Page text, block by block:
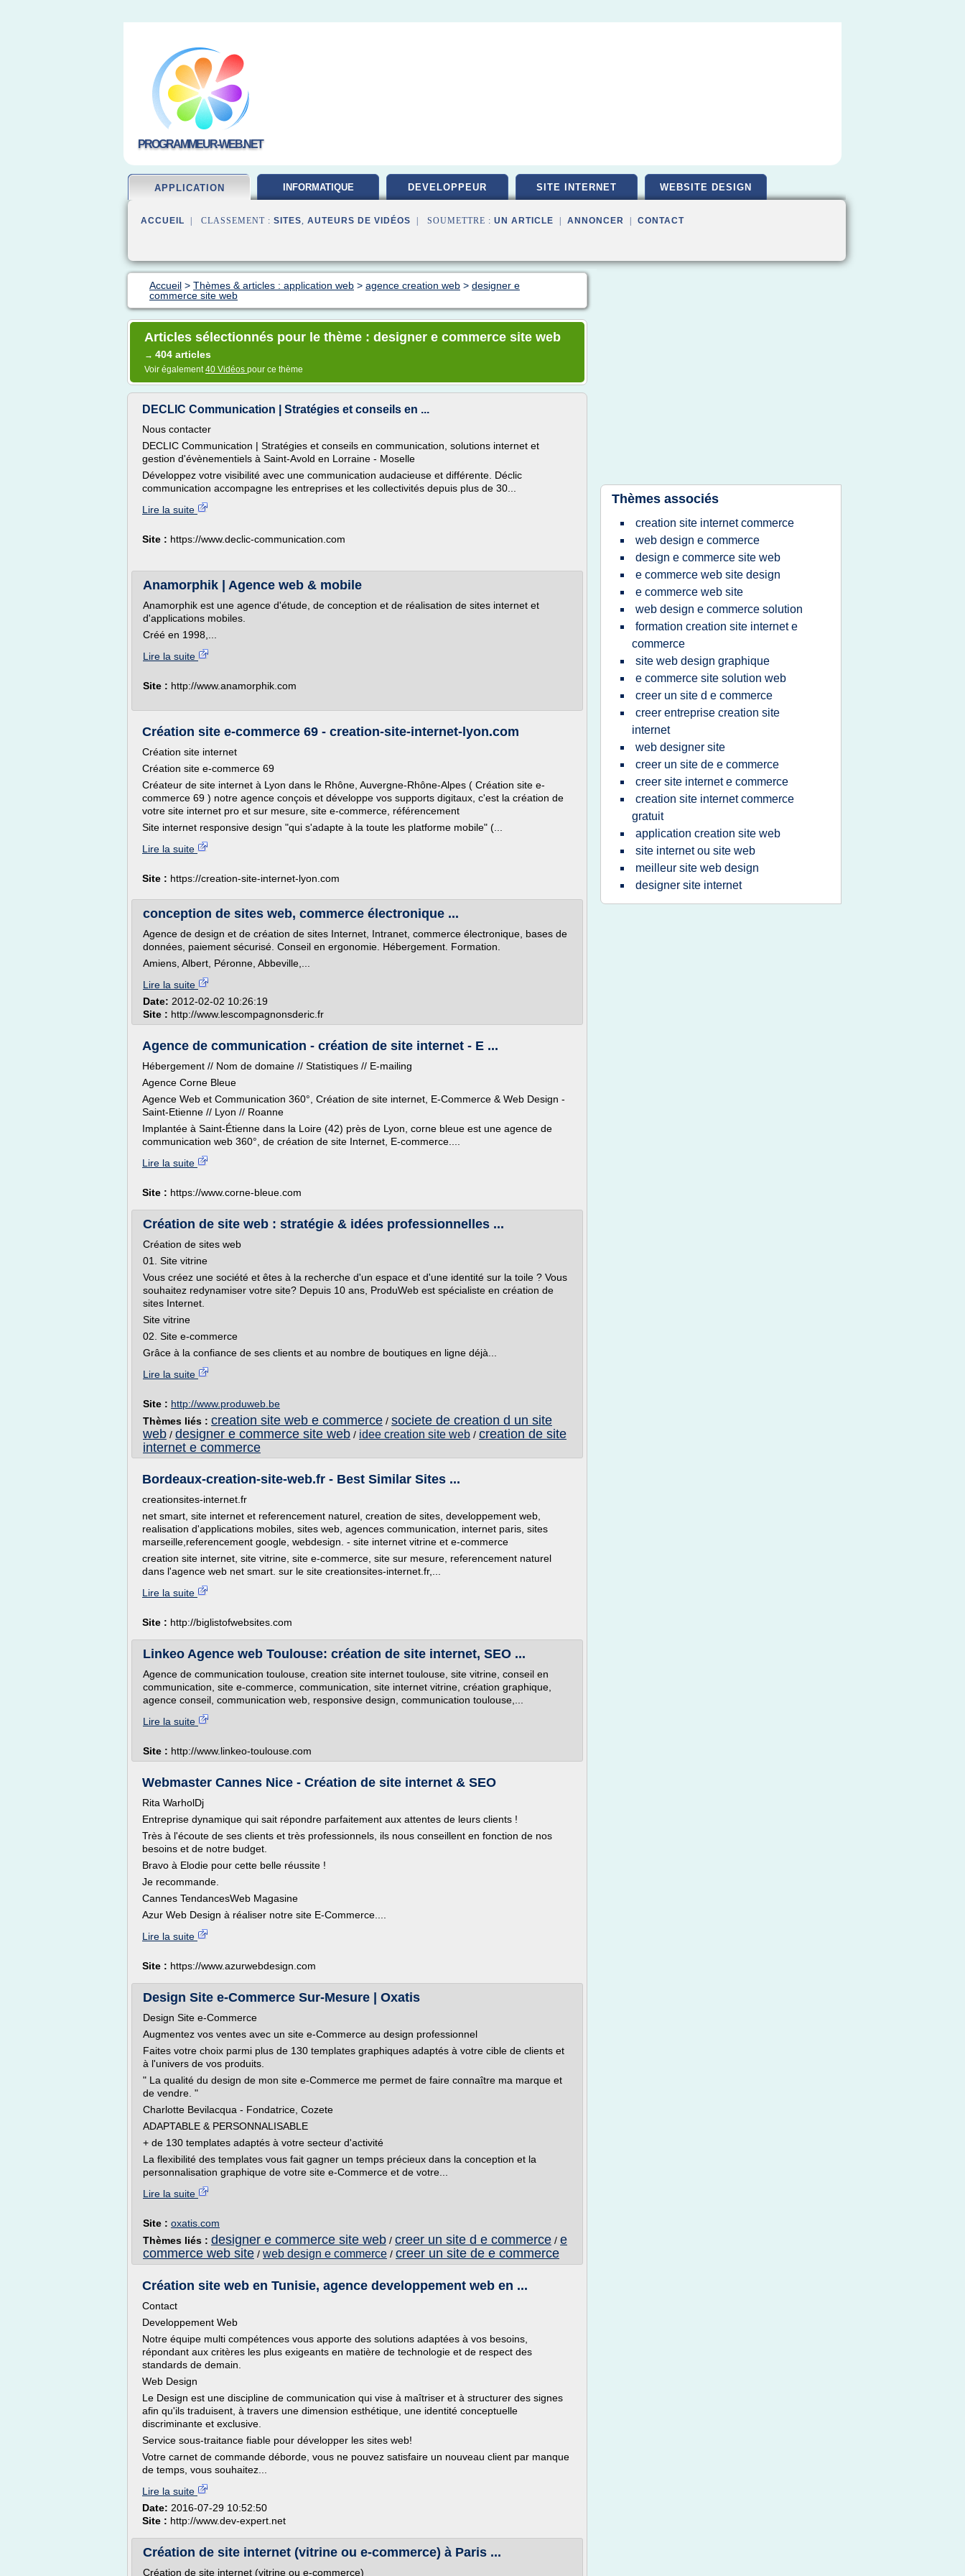
PROGRAMMEUR-WEB.NET
APPLICATION INFORMATIQUE DEVELOPPEUR SITE INTERNET WEBSITE DESIGN
ACCUEIL | CLASSEMENT : SITES, AUTEURS DE VIDÉOS | SOUMETTRE : UN ARTICLE ANNONCER CONTACT
Accueil > Thèmes & articles : application web > agence creation web > designer e
commerce site web
Articles sélectionnés pour le thème : designer e commerce site web
→ 404 articles
Voir également40 Vidéos pour ce thème
DECLIC Communication | Stratégies et conseils en ...
Nous contacter
DECLIC Communication | Stratégies et conseils en communication, solutions internet et
gestion d'évènementiels à Saint-Avold en Lorraine - Moselle
Développez votre visibilité avec une communication audacieuse et différente. Déclic
communication accompagne les entreprises et les collectivités depuis plus de 30...
Lire la suite
Site : https://www.declic-communication.com
Anamorphik | Agence web & mobile
Anamorphik est une agence d'étude, de conception et de réalisation de sites internet et
d'applications mobiles.
Créé en 1998,...
Lire la suite
Site : http://www.anamorphik.com
Création site e-commerce 69 - creation-site-internet-lyon.com
Création site internet
Création site e-commerce 69
Créateur de site internet à Lyon dans le Rhône, Auvergne-Rhône-Alpes ( Création site e-
commerce 69 ) notre agence conçois et développe vos supports digitaux, c'est la création de
votre site internet pro et sur mesure, site e-commerce, référencement
Site internet responsive design "qui s'adapte à la toute les platforme mobile" (...
Lire la suite
Site : https://creation-site-internet-lyon.com
conception de sites web, commerce électronique ...
Agence de design et de création de sites Internet, Intranet, commerce électronique, bases de
données, paiement sécurisé. Conseil en ergonomie. Hébergement. Formation.
Amiens, Albert, Péronne, Abbeville,...
Lire la suite
Date: 2012-02-02 10:26:19
Site : http://www.lescompagnonsderic.fr
Agence de communication - création de site internet - E ...
Hébergement // Nom de domaine // Statistiques // E-mailing
Agence Corne Bleue
Agence Web et Communication 360°, Création de site internet, E-Commerce & Web Design -
Saint-Etienne // Lyon // Roanne
Implantée à Saint-Étienne dans la Loire (42) près de Lyon, corne bleue est une agence de
communication web 360°, de création de site Internet, E-commerce....
Lire la suite
Site : https://www.corne-bleue.com
Création de site web : stratégie & idées professionnelles ...
Création de sites web
01. Site vitrine
Vous créez une société et êtes à la recherche d'un espace et d'une identité sur la toile ? Vous
souhaitez redynamiser votre site? Depuis 10 ans, ProduWeb est spécialiste en création de
sites Internet.
Site vitrine
02. Site e-commerce
Grâce à la confiance de ses clients et au nombre de boutiques en ligne déjà...
Lire la suite
Site : http://www.produweb.be
Thèmes liés : creation site web e commerce / societe de creation d un site
web / designer e commerce site web / idee creation site web / creation de site
internet e commerce
Bordeaux-creation-site-web.fr - Best Similar Sites ...
creationsites-internet.fr
net smart, site internet et referencement naturel, creation de sites, developpement web,
realisation d'applications mobiles, sites web, agences communication, internet paris, sites
marseille,referencement google, webdesign. - site internet vitrine et e-commerce
creation site internet, site vitrine, site e-commerce, site sur mesure, referencement naturel
dans l'agence web net smart. sur le site creationsites-internet.fr,...
Lire la suite
Site : http://biglistofwebsites.com
Linkeo Agence web Toulouse: création de site internet, SEO ...
Agence de communication toulouse, creation site internet toulouse, site vitrine, conseil en
communication, site e-commerce, communication, site internet vitrine, création graphique,
agence conseil, communication web, responsive design, communication toulouse,...
Lire la suite
Site : http://www.linkeo-toulouse.com
Webmaster Cannes Nice - Création de site internet & SEO
Rita WarholDj
Entreprise dynamique qui sait répondre parfaitement aux attentes de leurs clients !
Très à l'écoute de ses clients et très professionnels, ils nous conseillent en fonction de nos
besoins et de notre budget.
Bravo à Elodie pour cette belle réussite !
Je recommande.
Cannes TendancesWeb Magasine
Azur Web Design à réaliser notre site E-Commerce....
Lire la suite
Site : https://www.azurwebdesign.com
Design Site e-Commerce Sur-Mesure | Oxatis
Design Site e-Commerce
Augmentez vos ventes avec un site e-Commerce au design professionnel
Faites votre choix parmi plus de 130 templates graphiques adaptés à votre cible de clients et
à l'univers de vos produits.
" La qualité du design de mon site e-Commerce me permet de faire connaître ma marque et
de vendre. "
Charlotte Bevilacqua - Fondatrice, Cozete
ADAPTABLE & PERSONNALISABLE
+ de 130 templates adaptés à votre secteur d'activité
La flexibilité des templates vous fait gagner un temps précieux dans la conception et la
personnalisation graphique de votre site e-Commerce et de votre...
Lire la suite
Site : oxatis.com
Thèmes liés : designer e commerce site web / creer un site d e commerce / e
commerce web site / web design e commerce / creer un site de e commerce
Création site web en Tunisie, agence developpement web en ...
Contact
Developpement Web
Notre équipe multi compétences vous apporte des solutions adaptées à vos besoins,
répondant aux critères les plus exigeants en matière de technologie et de respect des
standards de demain.
Web Design
Le Design est une discipline de communication qui vise à maîtriser et à structurer des signes
afin qu'ils traduisent, à travers une dimension esthétique, une identité conceptuelle
discriminante et exclusive.
Service sous-traitance fiable pour développer les sites web!
Votre carnet de commande déborde, vous ne pouvez satisfaire un nouveau client par manque
de temps, vous souhaitez...
Lire la suite
Date: 2016-07-29 10:52:50
Site : http://www.dev-expert.net
Création de site internet (vitrine ou e-commerce) à Paris ...
Création de site internet (vitrine ou e-commerce)
Thèmes associés
creation site internet commerce
web design e commerce
design e commerce site web
e commerce web site design
e commerce web site
web design e commerce solution
formation creation site internet e
commerce
site web design graphique
e commerce site solution web
creer un site d e commerce
creer entreprise creation site
internet
web designer site
creer un site de e commerce
creer site internet e commerce
creation site internet commerce
gratuit
application creation site web
site internet ou site web
meilleur site web design
designer site internet